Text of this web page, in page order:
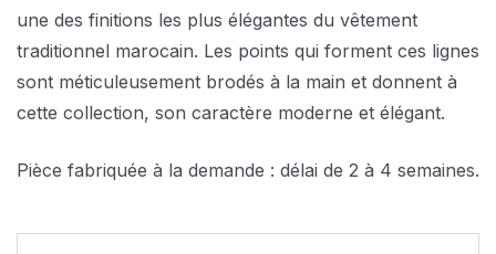
une des finitions les plus élégantes du vêtement
traditionnel marocain. Les points qui forment ces lignes
sont méticuleusement brodés à la main et donnent à
cette collection, son caractère moderne et élégant.
Pièce fabriquée à la demande : délai de 2 à 4 semaines.